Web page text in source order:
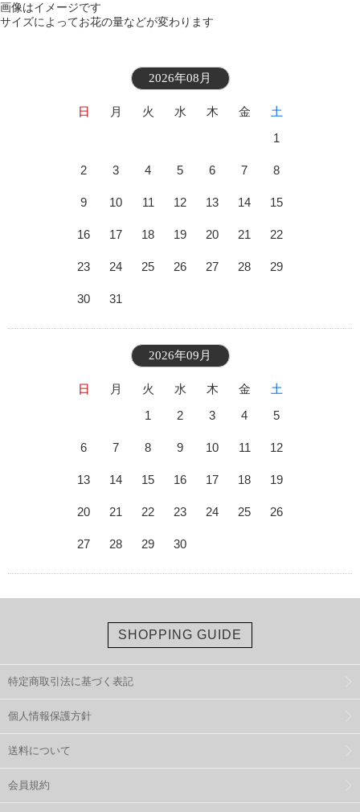
画像はイメージです
サイズによってお花の量などが変わります
2026年08月
日 月 火 水 木 金
土
1
2 3 4 5 6 7 8
9 10 11 12 13 14 15
16 17 18 19 20 21 22
23 24 25 26 27 28 29
30 31
2026年09月
日 月 火 水 木 金
土
1
2 3 4 5
6 7 8 9 10 11 12
13 14 15 16 17 18 19
20 21 22 23 24 25 26
27 28 29 30
SHOPPING GUIDE
特定商取引法に基づく表記
個人情報保護方針
送料について
会員規約